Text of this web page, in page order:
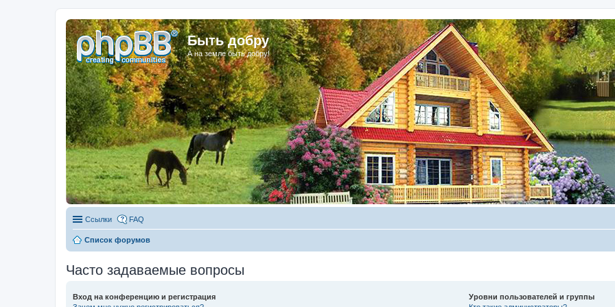
Быть добру
А на земле быть добру!
Ссылки FAQ
Список форумов
Часто задаваемые вопросы
Вход на конференцию и регистрация
Уровни пользователей и группы